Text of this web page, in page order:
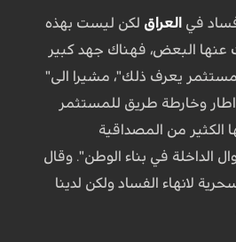
في العراق لكن ليست بهذه
عنها البعض، فهناك جهد كبير
يعرف ذلك"، مشيرا الى"
وخارطة طريق للمستثمر
الكثير من المصداقية
الداخلة في بناء الوطن". وقال
لانهاء الفساد ولكن لدينا